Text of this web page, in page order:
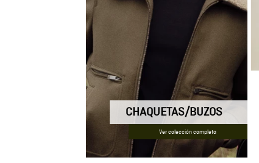
CHAQUETAS/BUZOS
Ver colección completa